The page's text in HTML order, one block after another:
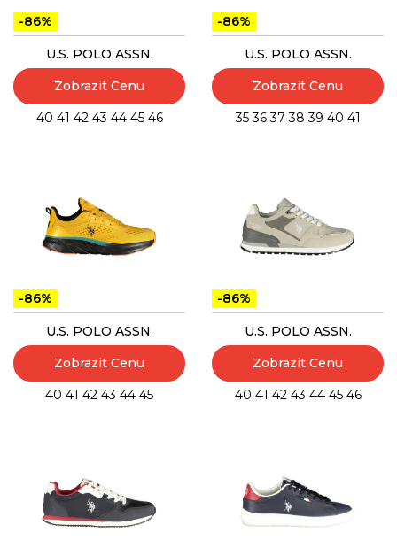
-86%
U.S. POLO ASSN.
Zobrazit Cenu
40 41 42 43 44 45 46
-86%
U.S. POLO ASSN.
Zobrazit Cenu
35 36 37 38 39 40 41
-86%
U.S. POLO ASSN.
Zobrazit Cenu
40 41 42 43 44 45
-86%
U.S. POLO ASSN.
Zobrazit Cenu
40 41 42 43 44 45 46